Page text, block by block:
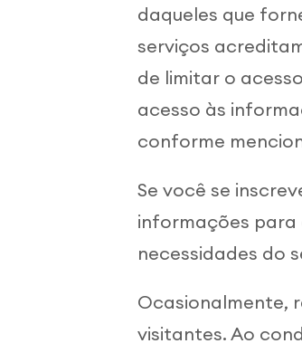
daqueles que
serviços
de limitar o
acesso às
conforme
Se você se
informações para
necessidades do
Ocasionalmente,
visitantes. Ao